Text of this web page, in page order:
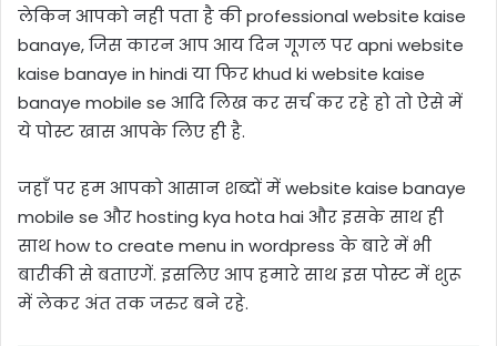
लेकिन आपको नही पता है की professional website kaise
banaye, जिस कारन आप आय दिन गूगल पर apni website
kaise banaye in hindi या फिर khud ki website kaise
banaye mobile se आदि लिख कर सर्च कर रहे हो तो ऐसे में
ये पोस्ट खास आपके लिए ही है.
जहाँ पर हम आपको आसान शब्दों में website kaise banaye
mobile se और hosting kya hota hai और इसके साथ ही
साथ how to create menu in wordpress के बारे में भी
बारीकी से बताएगें. इसलिए आप हमारे साथ इस पोस्ट में शुरू
में लेकर अंत तक जरुर बने रहे.